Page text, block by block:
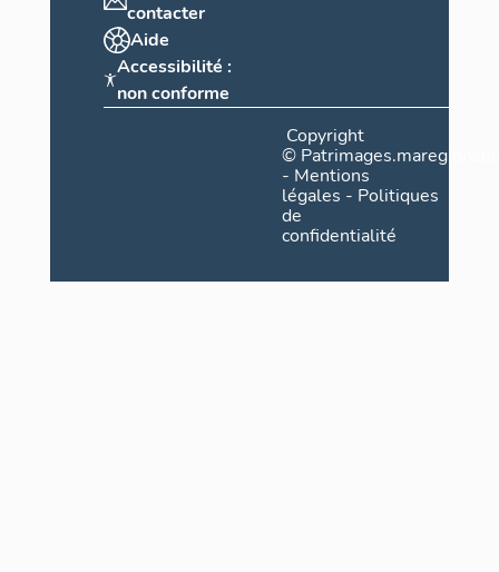
contacter
Aide
Accessibilité :
non conforme
Copyright
©
- Mentions
légales - Politiques
de
confidentialité